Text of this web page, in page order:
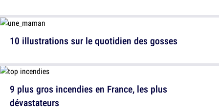
10 illustrations sur le quotidien des gosses
9 plus gros incendies en France, les plus
dévastateurs